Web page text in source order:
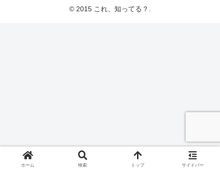
© 2015 これ、知ってる？.
ホーム 検索 トップ サイドバー